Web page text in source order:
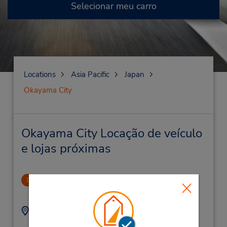
Selecionar meu carro
Locations Asia Pacific
Japan
Okayama City
Okayama City Locação de veículo
e lojas próximas
1
.19 milhas de distância
Endereço:
Telefone:
(81)86-245-0543